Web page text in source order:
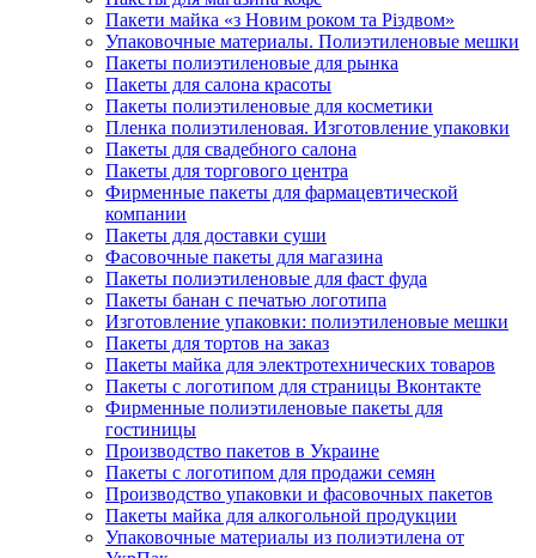
Пакети майка «з Новим роком та Різдвом»
Упаковочные материалы. Полиэтиленовые мешки
Пакеты полиэтиленовые для рынка
Пакеты для салона красоты
Пакеты полиэтиленовые для косметики
Пленка полиэтиленовая. Изготовление упаковки
Пакеты для свадебного салона
Пакеты для торгового центра
Фирменные пакеты для фармацевтической
компании
Пакеты для доставки суши
Фасовочные пакеты для магазина
Пакеты полиэтиленовые для фаст фуда
Пакеты банан с печатью логотипа
Изготовление упаковки: полиэтиленовые мешки
Пакеты для тортов на заказ
Пакеты майка для электротехнических товаров
Пакеты с логотипом для страницы Вконтакте
Фирменные полиэтиленовые пакеты для
гостиницы
Производство пакетов в Украине
Пакеты с логотипом для продажи семян
Производство упаковки и фасовочных пакетов
Пакеты майка для алкогольной продукции
Упаковочные материалы из полиэтилена от